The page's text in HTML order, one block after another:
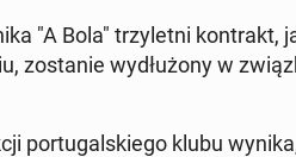
"A Bola" trzy­let­ni kon­trakt,
zo­sta­nie wy­dłu­żo­ny w
por­tu­gal­skie­go klubu